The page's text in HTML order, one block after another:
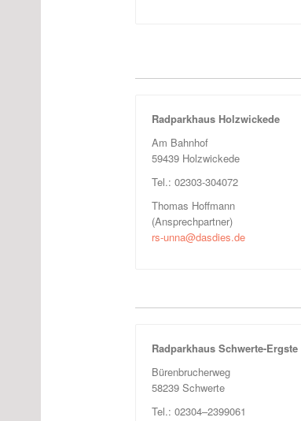
Radparkhaus Holzwickede
Am Bahnhof
59439 Holzwickede
Tel.: 02303-304072
Thomas Hoffmann
(Ansprechpartner)
rs-unna@dasdies.de
Radparkhaus Schwerte-Ergste
Bürenbrucherweg
58239 Schwerte
Tel.: 02304–2399061